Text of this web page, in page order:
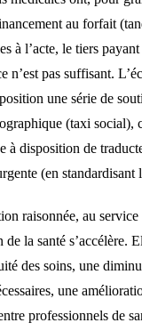
au forfait
à l’acte, le tiers
n’est pas suffisant.
une série de
(taxi social),
à disposition de
(en standardisant
raisonnée, au service
la santé s’accélère.
des soins, une
une
professionnels de